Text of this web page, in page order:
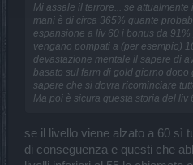
Mi assale il terrore... se
mani è di circa 365% quante
espansione a liv 60 i bonus da
vengano pompati a (per esempio)
devastazione mentale il sapere di
basato sul farm di gold giorno
sapere che si dovra ricominciare
Ma poi è sicura questa storia del liv
se il livello viene alzato a 60 sì
di conseguenza e questi che